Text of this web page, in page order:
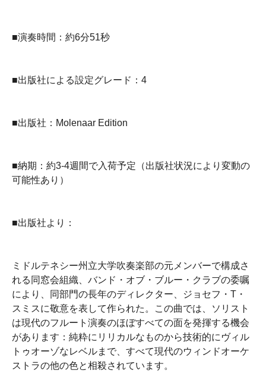
■演奏時間：約6分51秒
■出版社による設定グレード：4
■出版社：Molenaar Edition
■納期：約3-4週間で入荷予定（出版社状況により変動の
可能性あり）
■出版社より：
ミドルテネシー州立大学吹奏楽部の元メンバーで構成さ
れる同窓会組織、バンド・オブ・ブルー・クラブの委嘱
により、同部門の長年のディレクター、ジョセフ・T・
スミスに敬意を表して作られた。この曲では、ソリスト
は現代のフルート演奏のほぼすべての面を発揮する機会
があります：純粋にリリカルなものから技術的にヴィル
トゥオーゾなレベルまで、すべて現代のウィンドオーケ
ストラの他の色と相殺されています。